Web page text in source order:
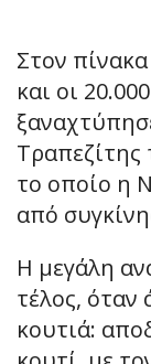
Στον
και οι
Τραπεζίτης
το οποίο η
από
Η μεγάλη
τέλος, όταν
κουτιά: